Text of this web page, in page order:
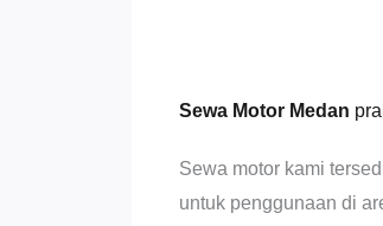
Sewa Motor Medan
Sewa motor kami
untuk penggunaan di